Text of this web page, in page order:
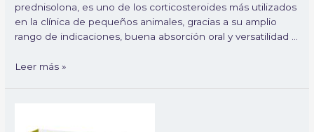
prednisolona, es uno de los corticosteroides más utilizados
en la clínica de pequeños animales, gracias a su amplio
rango de indicaciones, buena absorción oral y versatilidad …
Leer más »